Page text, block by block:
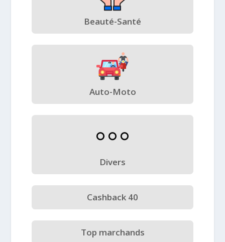
Beauté-Santé
Auto-Moto
Divers
Cashback 40
Top marchands